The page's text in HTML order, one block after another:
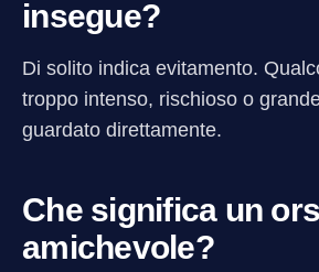
insegue?
Di solito indica evitamento.
troppo intenso, rischioso o
guardato direttamente.
Che significa un
amichevole?